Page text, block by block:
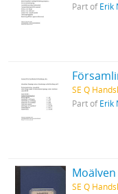
Part ofErik
SE Q
Part ofErik
Moälven
SE Q